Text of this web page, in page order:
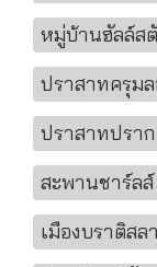
หมู่บ้านฮัลล์ส
ปราสาทครุม
ปราสาทปราก
สะพานชาร์ลส์
เมืองบราติสล